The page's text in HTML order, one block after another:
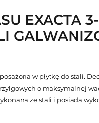
EXACTA
w płytkę do stali.
o maksymalnej
ze stali i posiada